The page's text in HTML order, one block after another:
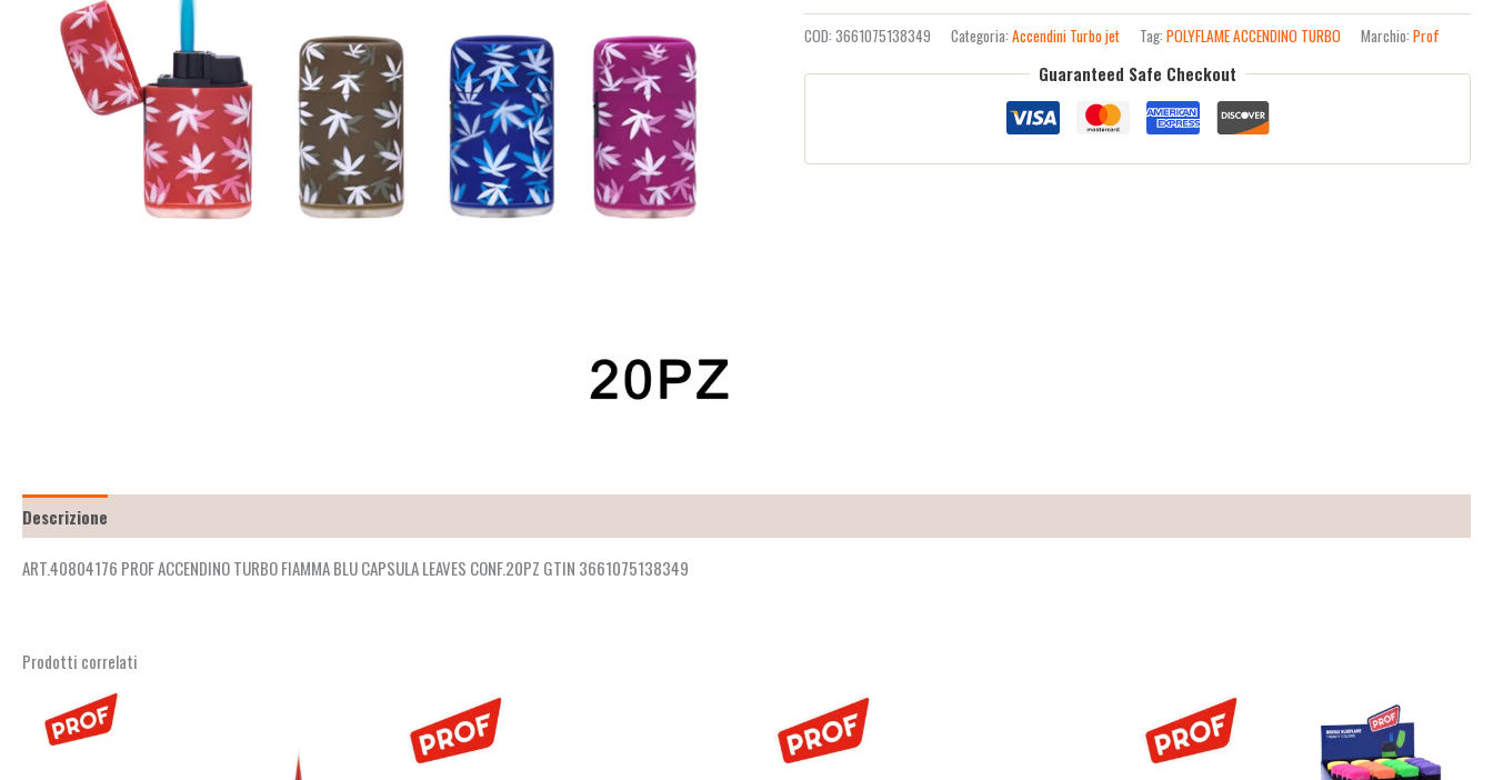
COD:3661075138349 Categoria:Accendini Turbo jet Tag:POLYFLAME ACCENDINO TURBO Marchio:Prof
Guaranteed Safe Checkout
Descrizione
ART.40804176 PROF ACCENDINO TURBO FIAMMA BLU CAPSULA LEAVES CONF.20PZ GTIN 3661075138349
Prodotti correlati